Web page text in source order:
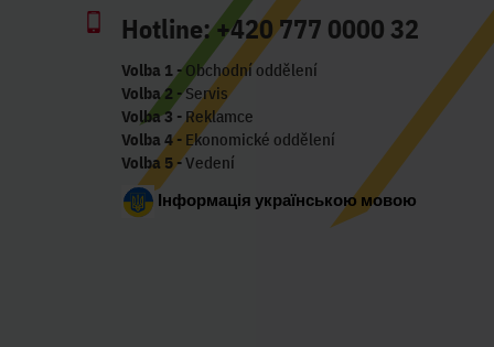
Hotline:+420 777 0000 32
Volba 1- Obchodní oddělení
Volba 2 - Servis
Volba 3 - Reklamce
Volba 4- Ekonomické oddělení
Volba 5- Vedení
Інформація українською мовою